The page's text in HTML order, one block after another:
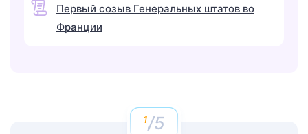
Первый созыв Генеральных штатов во
Франции
/5